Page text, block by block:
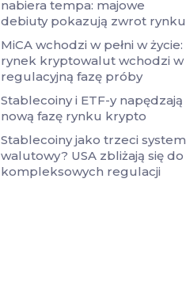
nabiera tempa: majowe
debiuty pokazują zwrot rynku
MiCA wchodzi w pełni w życie:
rynek kryptowalut wchodzi w
regulacyjną fazę próby
Stablecoiny i ETF-y napędzają
nową fazę rynku krypto
Stablecoiny jako trzeci system
walutowy? USA zbliżają się do
kompleksowych regulacji